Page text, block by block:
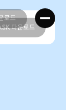
로드
로드
다운로드